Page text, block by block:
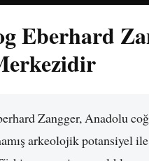
Eberhard
Zangger, Anadolu
arkeolojik potansiyel